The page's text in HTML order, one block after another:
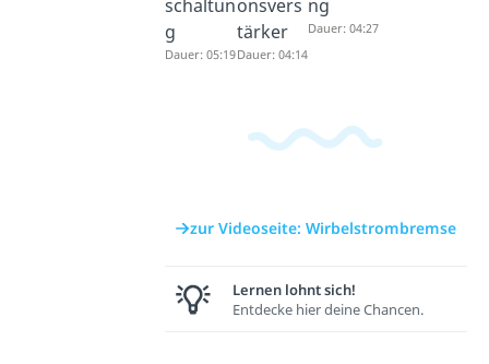
schaltun
g
Dauer: 05:19
onsvers
tärker
Dauer: 04:14
ng
Dauer: 04:27
zur Videoseite: Wirbelstrombremse
Lernen lohnt sich!
Entdecke hier deine Chancen.